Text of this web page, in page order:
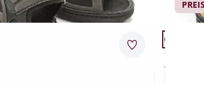
12.
K.
Merkzettel
Artikel 9
Schuhweite